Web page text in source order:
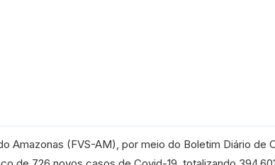
Amazonas (FVS-AM), por meio do Boletim Diário de